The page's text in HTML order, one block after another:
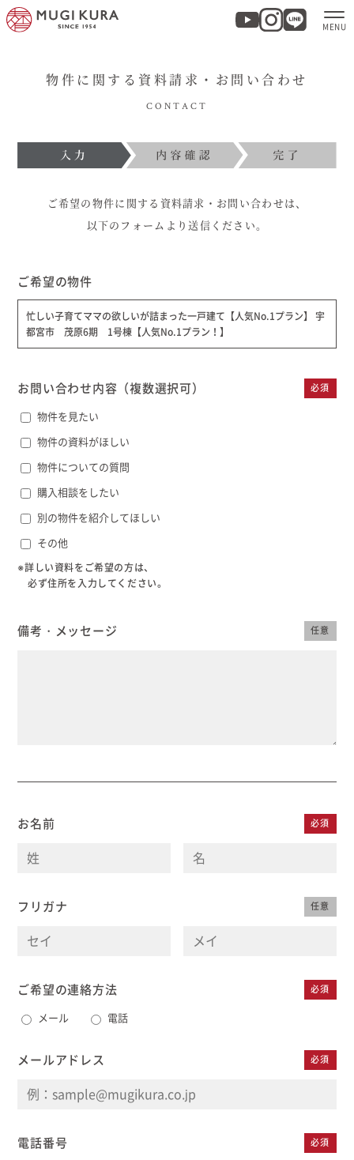
ホーム
実例集・お客様の声
家づくりについて
ニュース
資料請求
物件に関する資料請求・お問い合わせ
CONTACT
ご希望の物件に関する資料請求・お問い合わせは、
以下のフォームより送信ください。
ご希望の物件
忙しい子育てママの欲しいが詰まった一戸建て【人気No.1プラン】 宇
都宮市 茂原6期 1号棟【人気No.1プラン！】
お問い合わせ内容 （複数選択可） 必須
物件を見たい
物件の資料がほしい
物件についての質問
購入相談をしたい
別の物件を紹介してほしい
その他
※詳しい資料をご希望の方は、
必ず住所を入力してください。
備考・メッセージ 任意
お名前 必須
フリガナ 任意
ご希望の連絡方法 必須
メール 電話
メールアドレス 必須
電話番号 必須